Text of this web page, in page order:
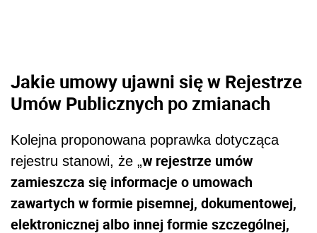
Jakie umowy ujawni się w Rejestrze
Umów Publicznych po zmianach
Kolejna proponowana poprawka dotycząca
rejestru stanowi, że „w rejestrze umów
zamieszcza się informacje o umowach
zawartych w formie pisemnej, dokumentowej,
elektronicznej albo innej formie szczególnej,